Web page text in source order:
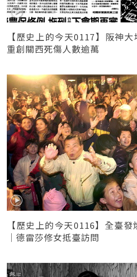
【歷史上的今天0117】阪神
重創關西死傷人數逾萬
【歷史上的今天0116】全臺
｜德雷莎修女抵臺訪問